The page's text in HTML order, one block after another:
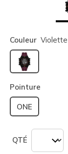
Couleur Violette
sélectionné
Pointure
ONE
QTÉ